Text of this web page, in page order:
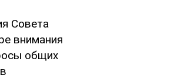
Совета
внимания
общих